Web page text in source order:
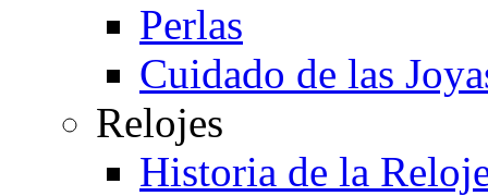
Perlas
Cuidado de las
Relojes
Historia de la